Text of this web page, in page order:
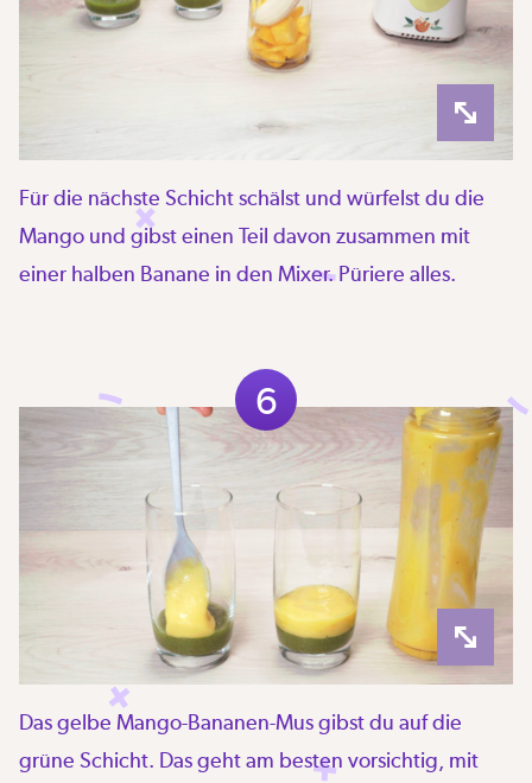
Für die nächste Schicht schälst und würfelst du die
Mango und gibst einen Teil davon zusammen mit
einer halben Banane in den Mixer. Püriere alles.
6
Das gelbe Mango-Bananen-Mus gibst du auf die
grüne Schicht. Das geht am besten vorsichtig, mit